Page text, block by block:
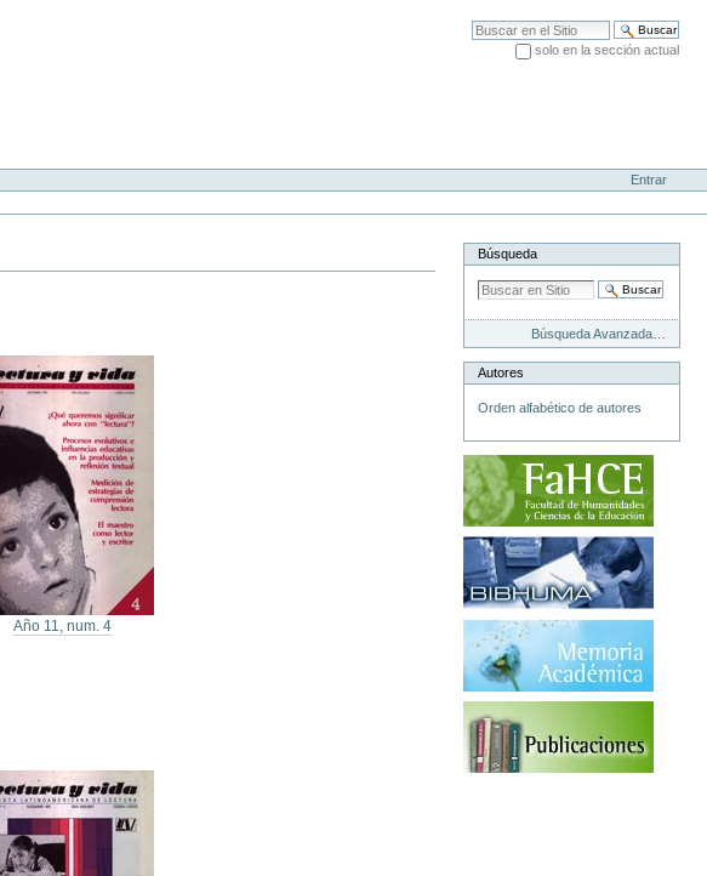
Buscar
solo en la sección actual
Entrar
Año 11, num. 4
Búsqueda
Búsqueda Avanzada…
Autores
Orden alfabético de autores